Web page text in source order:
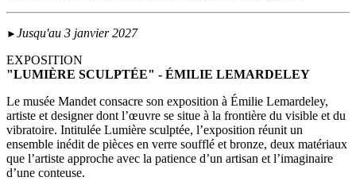
► Jusqu'au 3 janvier 2027
EXPOSITION
"LUMIÈRE SCULPTÉE" - ÉMILIE LEMARDELEY
Le musée Mandet consacre son exposition à Émilie Lemardeley,
artiste et designer dont l’œuvre se situe à la frontière du visible et du
vibratoire. Intitulée Lumière sculptée, l’exposition réunit un
ensemble inédit de pièces en verre soufflé et bronze, deux matériaux
que l’artiste approche avec la patience d’un artisan et l’imaginaire
d’une conteuse.